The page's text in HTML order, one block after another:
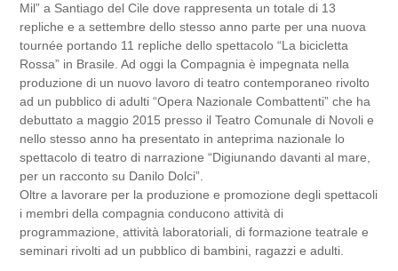
Mil” a Santiago del Cile dove rappresenta un totale di 13
repliche e a settembre dello stesso anno parte per una nuova
tournée portando 11 repliche dello spettacolo “La bicicletta
Rossa” in Brasile. Ad oggi la Compagnia è impegnata nella
produzione di un nuovo lavoro di teatro contemporaneo rivolto
ad un pubblico di adulti “Opera Nazionale Combattenti” che ha
debuttato a maggio 2015 presso il Teatro Comunale di Novoli e
nello stesso anno ha presentato in anteprima nazionale lo
spettacolo di teatro di narrazione “Digiunando davanti al mare,
per un racconto su Danilo Dolci”.
Oltre a lavorare per la produzione e promozione degli spettacoli
i membri della compagnia conducono attività di
programmazione, attività laboratoriali, di formazione teatrale e
seminari rivolti ad un pubblico di bambini, ragazzi e adulti.